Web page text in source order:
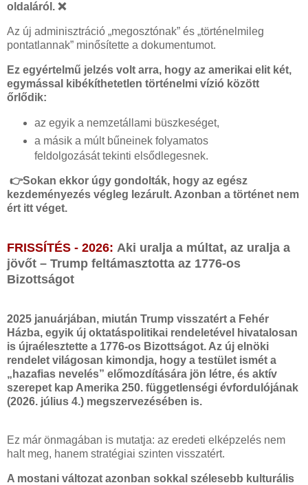
oldaláról. ❌
Az új adminisztráció „megosztónak” és „történelmileg
pontatlannak” minősítette a dokumentumot.
Ez egyértelmű jelzés volt arra, hogy az amerikai elit két,
egymással kibékíthetetlen történelmi vízió között
őrlődik:
az egyik a nemzetállami büszkeséget,
a másik a múlt bűneinek folyamatos
feldolgozását tekinti elsődlegesnek.
👉Sokan ekkor úgy gondolták, hogy az egész
kezdeményezés végleg lezárult. Azonban a történet nem
ért itt véget.
FRISSÍTÉS - 2026: Aki uralja a múltat, az uralja a
jövőt – Trump feltámasztotta az 1776-os
Bizottságot
2025 januárjában, miután Trump visszatért a Fehér
Házba, egyik új oktatáspolitikai rendeletével hivatalosan
is újraélesztette a 1776-os Bizottságot. Az új elnöki
rendelet világosan kimondja, hogy a testület ismét a
„hazafias nevelés” előmozdítására jön létre, és aktív
szerepet kap Amerika 250. függetlenségi évfordulójának
(2026. július 4.) megszervezésében is.
Ez már önmagában is mutatja: az eredeti elképzelés nem
halt meg, hanem stratégiai szinten visszatért.
A mostani változat azonban sokkal szélesebb kulturális